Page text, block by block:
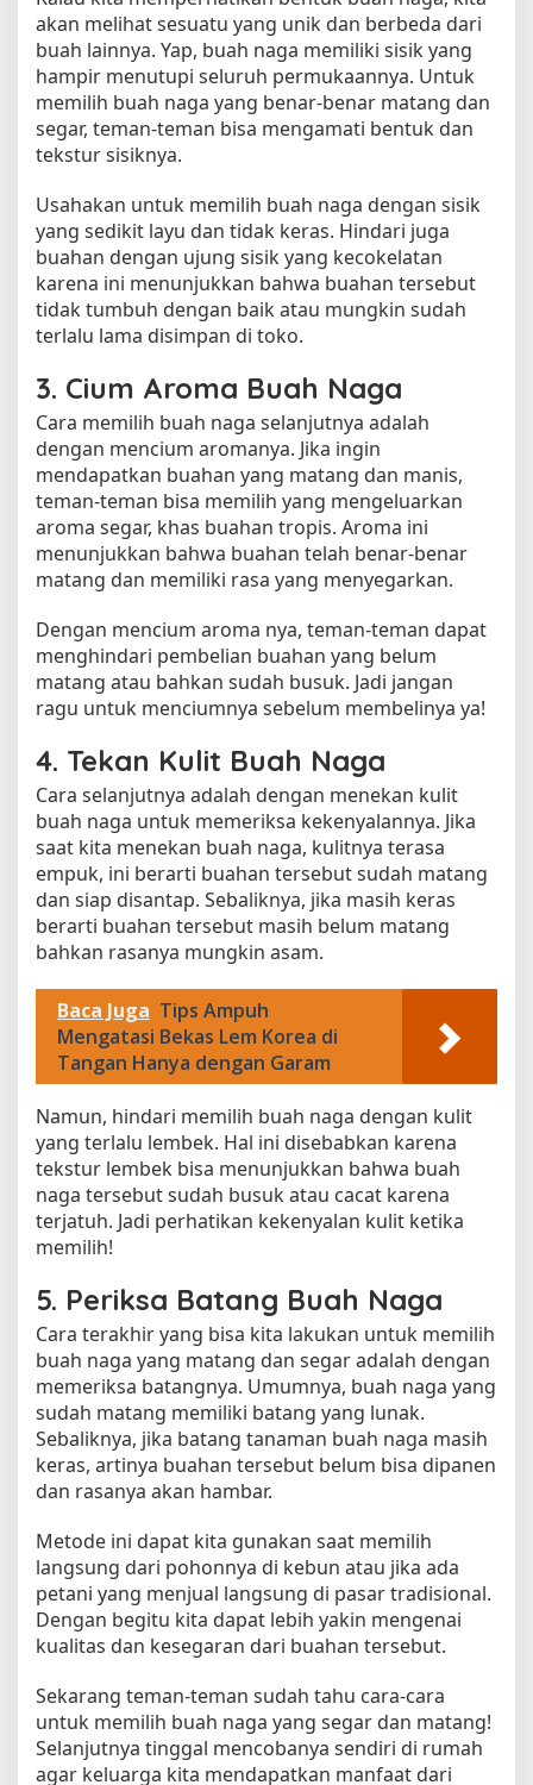
akan melihat sesuatu yang unik dan berbeda dari
buah lainnya. Yap, buah naga memiliki sisik yang
hampir menutupi seluruh permukaannya. Untuk
memilih buah naga yang benar-benar matang dan
segar, teman-teman bisa mengamati bentuk dan
tekstur sisiknya.
Usahakan untuk memilih buah naga dengan sisik
yang sedikit layu dan tidak keras. Hindari juga
buahan dengan ujung sisik yang kecokelatan
karena ini menunjukkan bahwa buahan tersebut
tidak tumbuh dengan baik atau mungkin sudah
terlalu lama disimpan di toko.
3. Cium Aroma Buah Naga
Cara memilih buah naga selanjutnya adalah
dengan mencium aromanya. Jika ingin
mendapatkan buahan yang matang dan manis,
teman-teman bisa memilih yang mengeluarkan
aroma segar, khas buahan tropis. Aroma ini
menunjukkan bahwa buahan telah benar-benar
matang dan memiliki rasa yang menyegarkan.
Dengan mencium aroma nya, teman-teman dapat
menghindari pembelian buahan yang belum
matang atau bahkan sudah busuk. Jadi jangan
ragu untuk menciumnya sebelum membelinya ya!
4. Tekan Kulit Buah Naga
Cara selanjutnya adalah dengan menekan kulit
buah naga untuk memeriksa kekenyalannya. Jika
saat kita menekan buah naga, kulitnya terasa
empuk, ini berarti buahan tersebut sudah matang
dan siap disantap. Sebaliknya, jika masih keras
berarti buahan tersebut masih belum matang
bahkan rasanya mungkin asam.
Baca Juga Tips Ampuh
Mengatasi Bekas Lem Korea di
Tangan Hanya dengan Garam
Namun, hindari memilih buah naga dengan kulit
yang terlalu lembek. Hal ini disebabkan karena
tekstur lembek bisa menunjukkan bahwa buah
naga tersebut sudah busuk atau cacat karena
terjatuh. Jadi perhatikan kekenyalan kulit ketika
memilih!
5. Periksa Batang Buah Naga
Cara terakhir yang bisa kita lakukan untuk memilih
buah naga yang matang dan segar adalah dengan
memeriksa batangnya. Umumnya, buah naga yang
sudah matang memiliki batang yang lunak.
Sebaliknya, jika batang tanaman buah naga masih
keras, artinya buahan tersebut belum bisa dipanen
dan rasanya akan hambar.
Metode ini dapat kita gunakan saat memilih
langsung dari pohonnya di kebun atau jika ada
petani yang menjual langsung di pasar tradisional.
Dengan begitu kita dapat lebih yakin mengenai
kualitas dan kesegaran dari buahan tersebut.
Sekarang teman-teman sudah tahu cara-cara
untuk memilih buah naga yang segar dan matang!
Selanjutnya tinggal mencobanya sendiri di rumah
agar keluarga kita mendapatkan manfaat dari